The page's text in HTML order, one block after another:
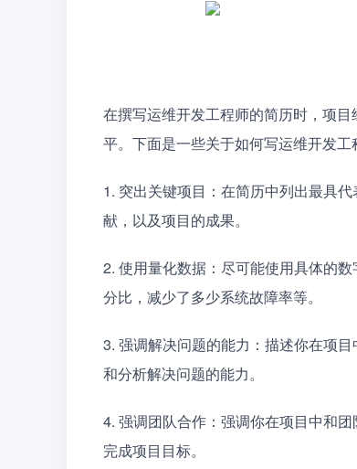
在撰写运维开发工程师的简历时，项
平。下面是一些关于如何写运维开发工
1. 突出关键项目：在简历中列出最具
献，以及项目的成果。
2. 使用量化数据：尽可能使用具体的
分比，减少了多少系统故障率等。
3. 强调解决问题的能力：描述你在项
和分析解决问题的能力。
4. 强调团队合作：强调你在项目中和
完成项目目标。